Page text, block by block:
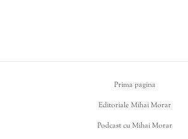
Prima pagina
Editoriale Mihai Morar
Podcast cu Mihai Morar